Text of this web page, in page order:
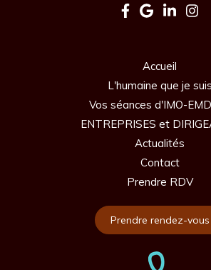
Accueil
L'humaine que je suis
Vos séances d'IMO-
ENTREPRISES et
Actualités
Contact
Prendre RDV
Prendre rendez-vous